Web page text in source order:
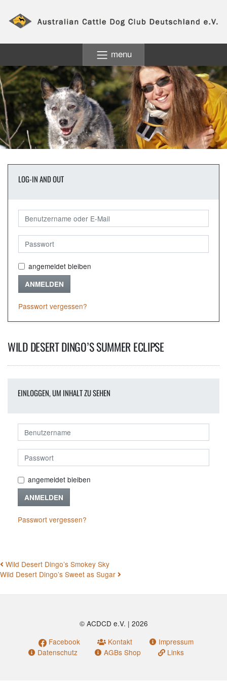
menu
LOG-IN AND OUT
angemeldet bleiben
ANMELDEN
Passwort vergessen?
WILD DESERT DINGO’S SUMMER ECLIPSE
EINLOGGEN, UM INHALT ZU SEHEN
angemeldet bleiben
ANMELDEN
Passwort vergessen?
BEITRAGSNAVIGATION
Wild Desert Dingo’s Smokey Sky
Wild Desert Dingo’s Sweet as Sugar
© ACDCD e.V. | 2026
Facebook
Kontakt
Impressum
Datenschutz
AGBs Shop Links